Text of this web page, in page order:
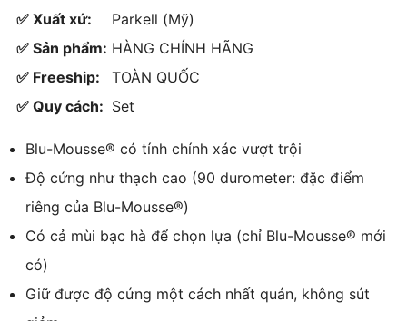
✅ Xuất xứ:
Parkell (Mỹ)
✅ Sản phẩm: HÀNG CHÍNH HÃNG
✅ Freeship:
TOÀN QUỐC
✅ Quy cách: Set
Blu-Mousse® có tính chính xác vượt trội
Độ cứng như thạch cao (90 durometer: đặc điểm
riêng của Blu-Mousse®)
Có cả mùi bạc hà để chọn lựa (chỉ Blu-Mousse® mới
có)
Giữ được độ cứng một cách nhất quán, không sút